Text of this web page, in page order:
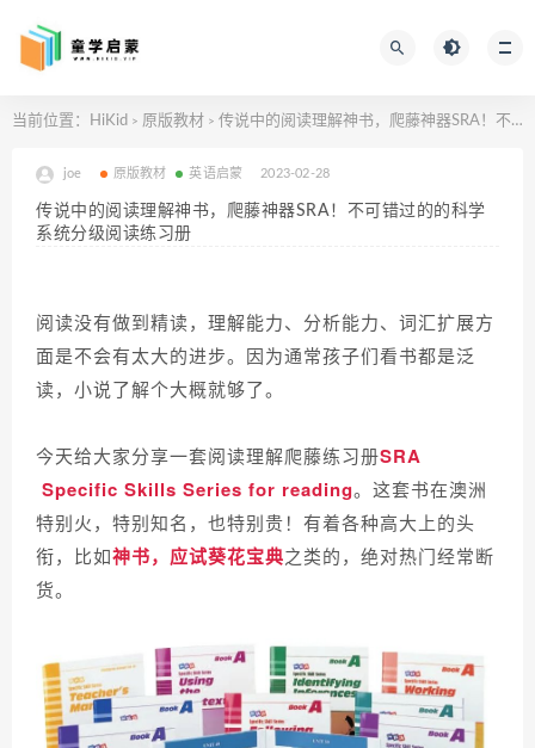
当前位置： HiKid > 原版教材 > 传说中的阅读理解神书，爬藤神器SRA！不可错过的的科学系统分级阅读练习册
joe 原版教材 英语启蒙 2023-02-28
传说中的阅读理解神书，爬藤神器SRA！不可错过的的科学
系统分级阅读练习册
阅读没有做到精读，理解能力、分析能力、词汇扩展方
面是不会有太大的进步。因为通常孩子们看书都是泛
读，小说了解个大概就够了。
今天给大家分享一套阅读理解爬藤练习册SRA
Specific Skills Series for reading。这套书在澳洲
特别火，特别知名，也特别贵！有着各种高大上的头
衔，比如神书，应试葵花宝典之类的，绝对热门经常断
货。